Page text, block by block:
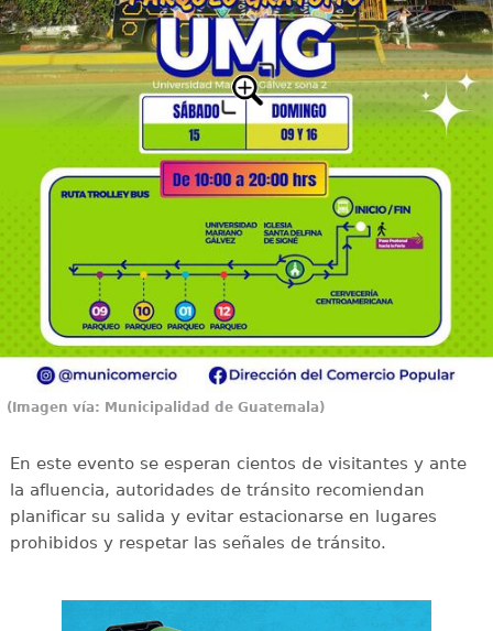
(Imagen vía: Municipalidad de Guatemala)
En este evento se esperan cientos de visitantes y ante
la afluencia, autoridades de tránsito recomiendan
planificar su salida y evitar estacionarse en lugares
prohibidos y respetar las señales de tránsito.